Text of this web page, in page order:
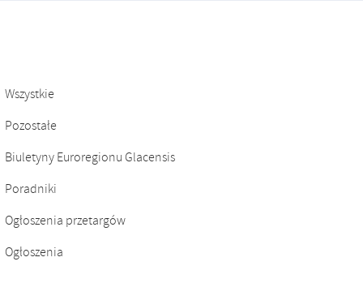
Wszystkie
Pozostałe
Biuletyny Euroregionu Glacensis
Poradniki
Ogłoszenia przetargów
Ogłoszenia